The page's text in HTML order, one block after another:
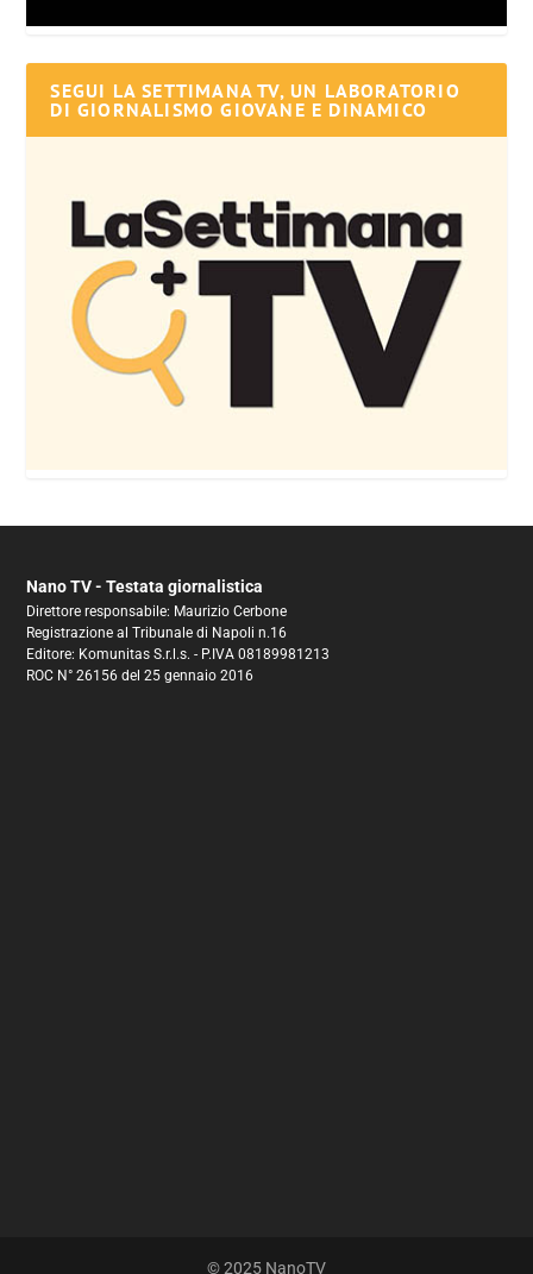
SEGUI LA SETTIMANA TV, UN LABORATORIO
DI GIORNALISMO GIOVANE E DINAMICO
Nano TV - Testata giornalistica
Direttore responsabile: Maurizio Cerbone
Registrazione al Tribunale di Napoli n.16
Editore: Komunitas S.r.l.s. - P.IVA 08189981213
ROC N° 26156 del 25 gennaio 2016
© 2025 NanoTV